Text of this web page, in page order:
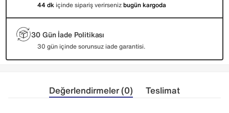
44 dk içinde sipariş verirsenizbugün kargoda
30 Gün İade Politikası
30 gün içinde sorunsuz iade garantisi.
Değerlendirmeler (0) Teslimat